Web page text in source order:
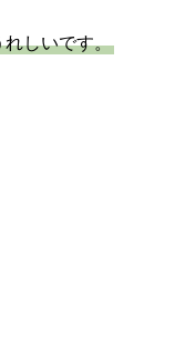
れしいです。